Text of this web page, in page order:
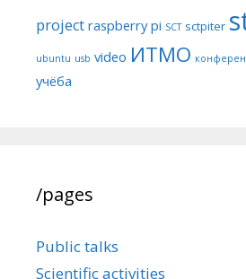
project raspberry pi SCT sctpiter
ubuntu usb video ИТМО
учёба
/pages
Public talks
Scientific activities